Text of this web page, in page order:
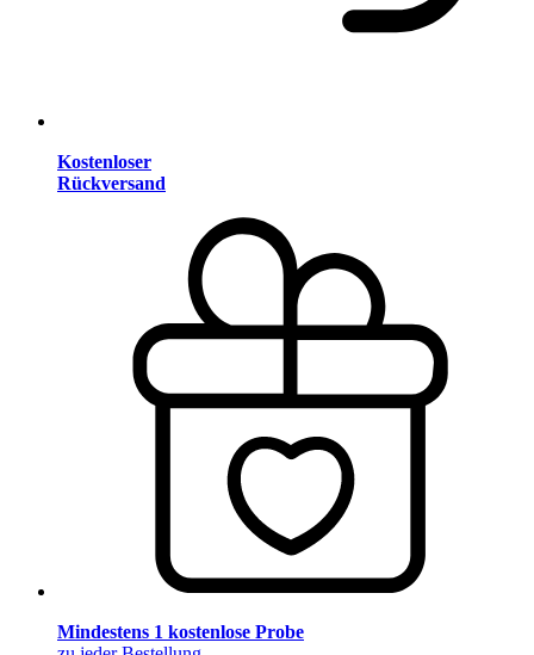
Kostenloser
Rückversand
Mindestens 1 kostenlose Probe